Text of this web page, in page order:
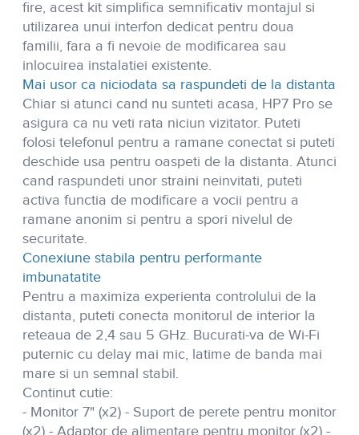
fire, acest kit simplifica semnificativ montajul si
utilizarea unui interfon dedicat pentru doua
familii, fara a fi nevoie de modificarea sau
inlocuirea instalatiei existente.
Mai usor ca niciodata sa raspundeti de la distanta
Chiar si atunci cand nu sunteti acasa, HP7 Pro se
asigura ca nu veti rata niciun vizitator. Puteti
folosi telefonul pentru a ramane conectat si puteti
deschide usa pentru oaspeti de la distanta. Atunci
cand raspundeti unor straini neinvitati, puteti
activa functia de modificare a vocii pentru a
ramane anonim si pentru a spori nivelul de
securitate.
Conexiune stabila pentru performante
imbunatatite
Pentru a maximiza experienta controlului de la
distanta, puteti conecta monitorul de interior la
reteaua de 2,4 sau 5 GHz. Bucurati-va de Wi-Fi
puternic cu delay mai mic, latime de banda mai
mare si un semnal stabil.
Continut cutie:
- Monitor 7" (x2) - Suport de perete pentru monitor
(x2) - Adaptor de alimentare pentru monitor (x2) -